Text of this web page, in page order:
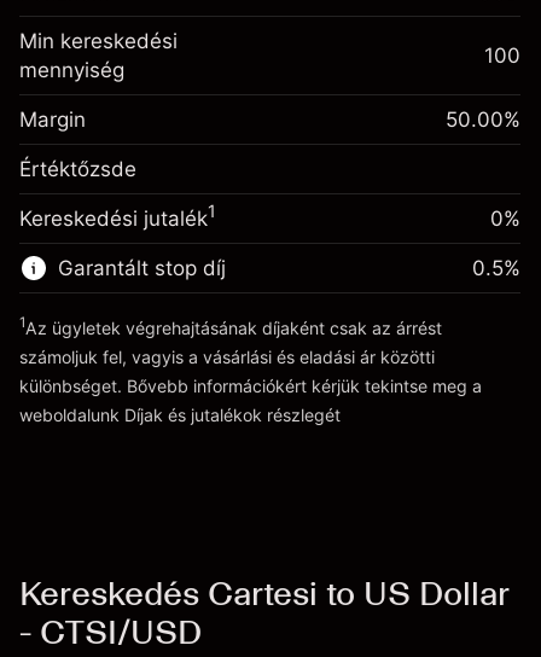
A pozíció teljes értékéből
származó díjak
%
Ügyletméret tőkeáttétellel ~$2,000.00
Tőkeáttételből származó pénz ~
$1,000.00
Ugrás a platformra
Fedezet. A befektetése
Egynapos finanszírozás
kiigazítás
A pozíció teljes értékéből
származó díjak
0.013699
%
Ügyletméret tőkeáttétellel ~
Tőkeáttételből származó pénz ~
Ugrás a platformra
Min kereskedési
mennyiség
100
Margin 50.00%
Értéktőzsde
Kereskedési jutalék1 0%
Garantált stop díj
Díjak és jutalékokrészlegét
0.5%
1Az ügyletek végrehajtásának díjaként csak az árrést
számoljuk fel, vagyis a vásárlási és eladási ár közötti
különbséget. Bővebb információkért kérjük tekintse meg a
weboldalunk Díjak és jutalékok részlegét
Kereskedés Cartesi to US Dollar
- CTSI/USD